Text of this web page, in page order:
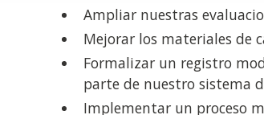
Ampliar nuestras
Mejorar los materiales de
Formalizar un registro
parte de nuestro sistema
Implementar un proceso